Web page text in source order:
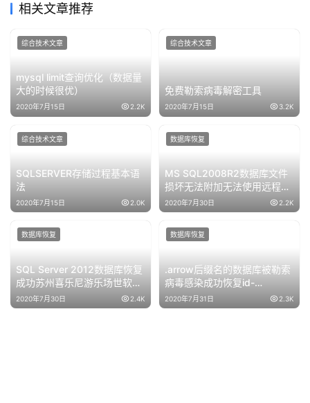
相关文章推荐
mysql limit查询优化（数据量
大的时候很优）
2020年7月15日 2.2K
综合技术文章
免费勒索病毒解密工具
2020年7月15日 3.2K
综合技术文章
SQLSERVER存储过程基本语
法
2020年7月15日 2.0K
综合技术文章
MS SQL2008R2数据库文件
损坏无法附加无法使用远程完
美解决
2020年7月30日 2.2K
数据库恢复
SQL Server 2012数据库恢复
成功苏州喜乐尼游乐场世软管
理系统
2020年7月30日 2.4K
数据库恢复
.arrow后缀名的数据库被勒索
病毒感染成功恢复id-
4E3C556B.
[tikowe@cock.li].arrow
2020年7月31日 2.3K
数据库恢复